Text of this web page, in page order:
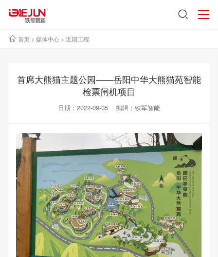
首页> 媒体中心> 近期工程
首席大熊猫主题公园——岳阳中华大熊猫苑智能
检票闸机项目
日期：2022-09-05 编辑：铁军智能